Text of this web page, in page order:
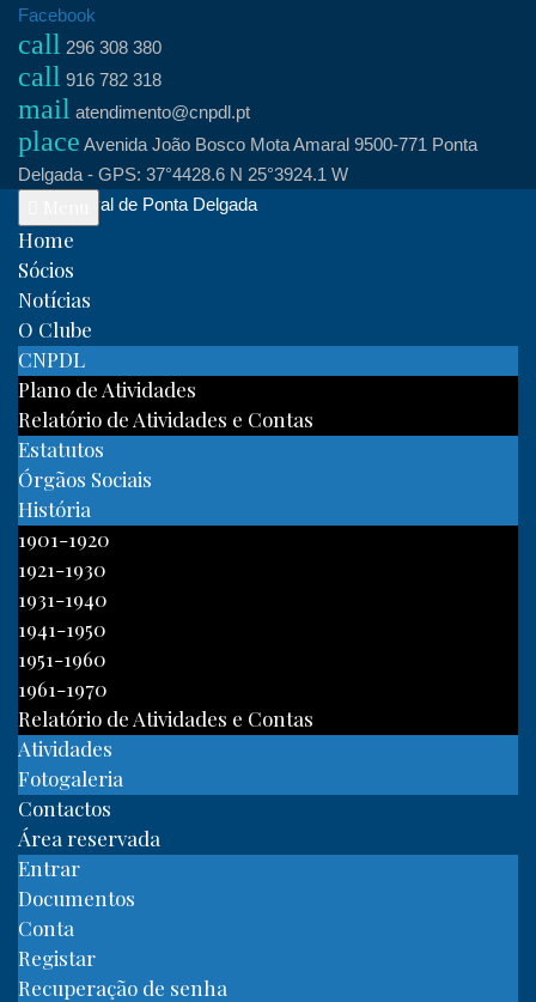
Skip
content
Facebook
call 296 308 380
call 916 782 318
mail atendimento@cnpdl.pt
place Avenida João Bosco Mota Amaral 9500-771 Ponta
Delgada - GPS: 37°4428.6 N 25°3924.1 W
Clube Naval de Ponta Delgada
Home
Sócios
Notícias
O Clube
CNPDL
Plano de Atividades
Relatório de Atividades e Contas
Estatutos
Órgãos Sociais
História
1901-1920
1921-1930
1931-1940
1941-1950
1951-1960
1961-1970
Relatório de Atividades e Contas
Atividades
Fotogaleria
Contactos
Área reservada
Entrar
Documentos
Conta
Registar
Recuperação de senha